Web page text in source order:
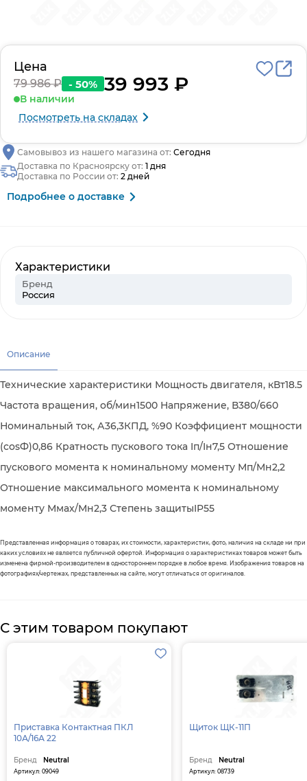
Характеристики
Бренд
Россия
Цена
79 986 ₽ - 50% 39 993 ₽
В наличии
Посмотреть на складах
Самовывоз из нашего магазина от: Сегодня
Доставка по Красноярску от: 1 дня
Доставка по России от: 2 дней
Подробнее о доставке
Описание
Технические характеристики Мощность двигателя, кВт18.5
Частота вращения, об/мин1500 Напряжение, В380/660
Номинальный ток, А36,3КПД, %90 Коэффициент мощности
(cosФ)0,86 Кратность пускового тока Iп/Iн7,5 Отношение
пускового момента к номинальному моменту Мп/Мн2,2
Отношение максимального момента к номинальному
моменту Ммах/Мн2,3 Степень защитыIP55
Представленная информация о товарах, их стоимости, характеристик, фото, наличия на складе ни при
каких условиях не является публичной офертой. Информация о характеристиках товаров может быть
изменена фирмой-производителем в одностороннем порядке в любое время. Изображения товаров на
фотографиях/чертежах, представленных на сайте, могут отличаться от оригиналов.
С этим товаром покупают
Приставка Контактная ПКЛ
10А/16А 22
Бренд Neutral
Артикул: 09049
Щиток ЩК-11П
Бренд Neutral
Артикул: 08739